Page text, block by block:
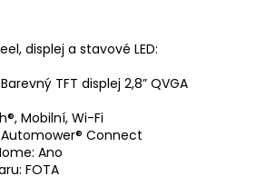
displej a stavové LED:
TFT displej 2,8” QVGA
Mobilní, Wi-Fi
Connect
Ano
FOTA